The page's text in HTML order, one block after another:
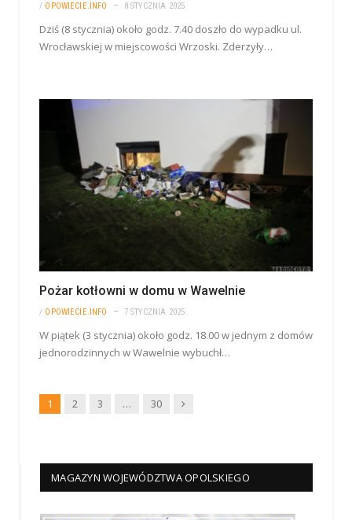
/ OPOWIECIE.INFO 8 STYCZNIA 2025
Dziś (8 stycznia) około godz. 7.40 doszło do wypadku ul.
Wrocławskiej w miejscowości Wrzoski. Zderzyły…
Pożar kotłowni w domu w Wawelnie
/ OPOWIECIE.INFO 7 STYCZNIA 2025
W piątek (3 stycznia) około godz. 18.00 w jednym z domów
jednorodzinnych w Wawelnie wybuchł…
1 2 3 … 30 Dalej
MAGAZYN WOJEWÓDZTWA OPOLSKIEGO